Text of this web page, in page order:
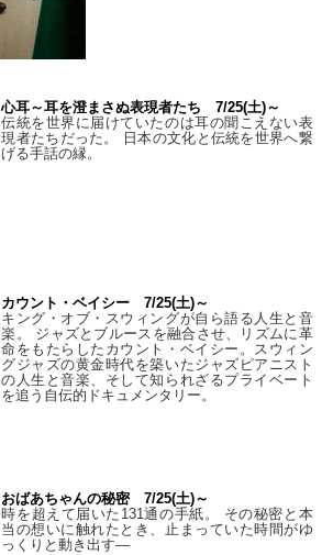
心耳～耳を澄まさぬ表現者たち 7/25(土)～
伝統を世界に届けていたのは耳の聞こえない表
現者たちだった。 日本の文化と伝統を世界へ繋
げる手話の縁。
カウント・ベイシー 7/25(土)～
キング・オブ・スウィングが自ら語る人生と音
楽。 ジャズとブルースを融合させ、リズムに革
命をもたらしたカウント・ベイシー。スウィン
グジャズの黄金時代を築いたジャズピアニスト
の人生と音楽、そして知られざるプライベート
を追う自伝的ドキュメンタリー。
おばあちゃんの秘密 7/25(土)～
時を超えて届いた131通の手紙。 その秘密と本
当の想いに触れたとき、止まっていた時間がゆ
っくりと動き出す―